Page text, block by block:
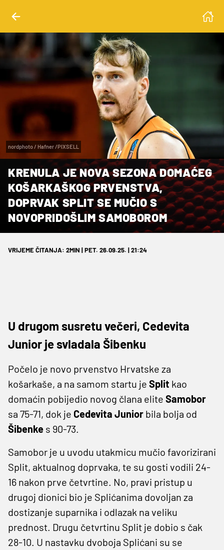
nordphoto / Hafner /PIXSELL
KRENULA JE NOVA SEZONA DOMAĆEG
KOŠARKAŠKOG PRVENSTVA,
DOPRVAK SPLIT SE MUČIO S
NOVOPRIDOŠLIM SAMOBOROM
VRIJEME ČITANJA: 2MIN | PET. 26.09.25. | 21:24
U drugom susretu večeri, Cedevita
Junior je svladala Šibenku
Počelo je novo prvenstvo Hrvatske za
košarkaše, a na samom startu je Split kao
domaćin pobijedio novog člana elite Samobor
sa 75-71, dok je Cedevita Junior bila bolja od
Šibenke s 90-73.
Samobor je u uvodu utakmicu mučio favorizirani
Split, aktualnog doprvaka, te su gosti vodili 24-
16 nakon prve četvrtine. No, pravi pristup u
drugoj dionici bio je Splićanima dovoljan za
dostizanje suparnika i odlazak na veliku
prednost. Drugu četvrtinu Split je dobio s čak
28-10. U nastavku dvoboja Splićani su se